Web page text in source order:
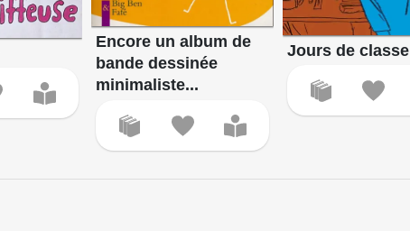
Encore un album de
bande dessinée
minimaliste...
Jours de classe